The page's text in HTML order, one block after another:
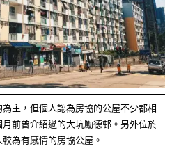
主，但個人認為房協的公屋不少都相
前曾介紹過的大坑勵德邨。另外位於
為有感情的房協公屋。